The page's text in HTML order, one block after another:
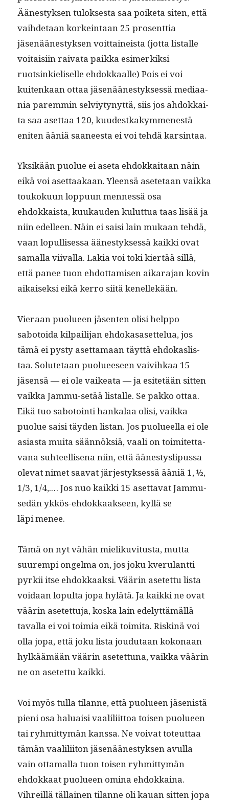
Äänestyk­sen tulok­ses­ta saa poike­ta siten, että
vai­hde­taan korkein­taan 25 pros­ent­tia
jäsenäänestyk­sen voit­taineista (jot­ta listalle
voitaisi­in rai­va­ta paik­ka esimerkik­si
ruotsinkieliselle ehdokkaalle) Pois ei voi
kuitenkaan ottaa jäsenäänestyk­sessä medi­aa­
nia parem­min selviy­tynyt­tä, siis jos ahdokkai­
ta saa aset­taa 120, kuud­estkakymmen­estä
eniten ääniä saa­neesta ei voi tehdä karsintaa.
Yksikään puolue ei ase­ta ehdokkaitaan näin
eikä voi aset­taakaan. Yleen­sä asete­taan vaik­ka
toukoku­un lop­pu­un men­nessä osa
ehdokkaista, kuukau­den kulut­tua taas lisää ja
niin edelleen. Näin ei saisi lain mukaan tehdä,
vaan lop­ullises­sa äänestyk­sessä kaik­ki ovat
samal­la viival­la. Lakia voi toki kiertää sil­lä,
että panee tuon ehdot­tamisen aikara­jan kovin
aikaisek­si eikä ker­ro siitä kenellekään.
Vier­aan puolueen jäsen­ten olisi help­po
sabotoi­da kil­pail­i­jan ehdokasaset­telua, jos
tämä ei pysty aset­ta­maan täyt­tä ehdokaslis­
taa. Solute­taan puolueeseen vaivihkaa 15
jäsen­sä — ei ole vaikea­ta — ja esitetään sit­ten
vaik­ka Jam­mu-setää listalle. Se pakko ottaa.
Eikä tuo sabotoin­ti han­kalaa olisi, vaik­ka
puolue saisi täy­den lis­tan. Jos puolueel­la ei ole
asi­as­ta mui­ta sään­nök­siä, vaali on toimitet­ta­
vana suh­teel­lise­na niin, että äänestys­li­pus­sa
ole­vat nimet saa­vat järjestyk­sessä ääniä 1, ½,
1/3, 1/4,.… Jos nuo kaik­ki 15 aset­ta­vat Jam­mu-
sedän ykkös-ehdokkaak­seen, kyl­lä se
läpi menee.
Tämä on nyt vähän mieliku­vi­tus­ta, mut­ta
suurem­pi ongel­ma on, jos joku kveru­lant­ti
pyrkii itse ehdokkaak­si. Väärin asetet­tu lista
voidaan lop­ul­ta jopa hylätä. Ja kaik­ki ne ovat
väärin asetet­tu­ja, kos­ka lain ede­lyt­tämäl­lä
taval­la ei voi toimia eikä toimi­ta. Riskinä voi
olla jopa, että joku lista joudu­taan kokon­aan
hylkäämään väärin asetet­tuna, vaik­ka väärin
ne on asetet­tu kaikki.
Voi myös tul­la tilanne, että puolueen jäsenistä
pieni osa halu­aisi vaalili­it­toa toisen puolueen
tai ryh­mit­tymän kanssa. Ne voivat toteut­taa
tämän vaalili­iton jäsenäänestyk­sen avul­la
vain otta­mal­la tuon toisen ryh­mit­tymän
ehdokkaat puolueen omi­na ehdokkaina.
Vihreil­lä täl­lainen tilanne oli kauan sit­ten jopa